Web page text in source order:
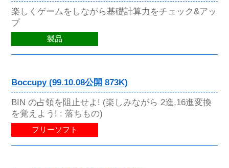
楽しくゲームをしながら基礎計算力をチェック&アッ
プ
製品
Boccupy (99.10.08公開 873K)
BIN の占領を阻止せよ! (楽しみながら 2進,16進変換
を覚えよう! : 落ちもの)
フリーソフト